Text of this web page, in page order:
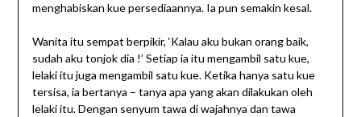
menghabiskan kue persediaannya. Ia pun semakin kesal.
Wanita itu sempat berpikir, ‘Kalau aku bukan orang baik,
sudah aku tonjok dia !’ Setiap ia itu mengambil satu kue,
lelaki itu juga mengambil satu kue. Ketika hanya satu kue
tersisa, ia bertanya – tanya apa yang akan dilakukan oleh
lelaki itu. Dengan senyum tawa di wajahnya dan tawa